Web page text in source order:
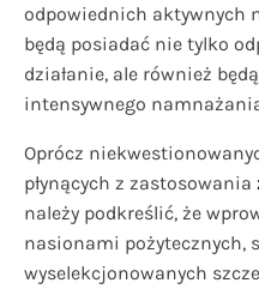
odpowiednich aktywnych
będą posiadać nie tylko
działanie, ale również
intensywnego
Oprócz
płynących z zastosowania
należy podkreślić, że
nasionami pożytecznych,
wyselekcjonowanych